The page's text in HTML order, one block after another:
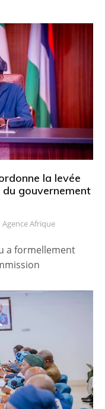
la levée
gouvernement
Agence Afrique
a formellement